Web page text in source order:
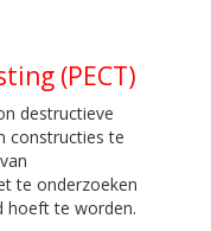
(PECT)
destructieve
constructies te
te onderzoeken
hoeft te worden.